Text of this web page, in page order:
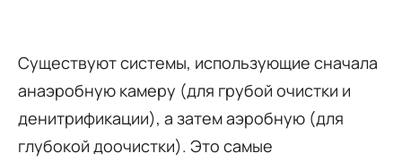
Существуют системы, использующие сначала
анаэробную камеру (для грубой очистки и
денитрификации), а затем аэробную (для
глубокой доочистки). Это самые